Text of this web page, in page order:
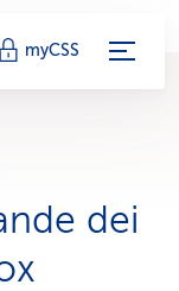
myCSS
dei